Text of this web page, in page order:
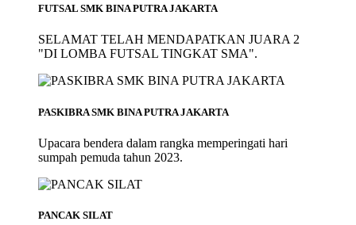
FUTSAL SMK BINA PUTRA JAKARTA
SELAMAT TELAH MENDAPATKAN JUARA 2
"DI LOMBA FUTSAL TINGKAT SMA".
PASKIBRA SMK BINA PUTRA JAKARTA
Upacara bendera dalam rangka memperingati hari
sumpah pemuda tahun 2023.
PANCAK SILAT